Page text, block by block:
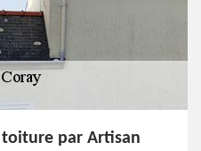
toiture par Artisan